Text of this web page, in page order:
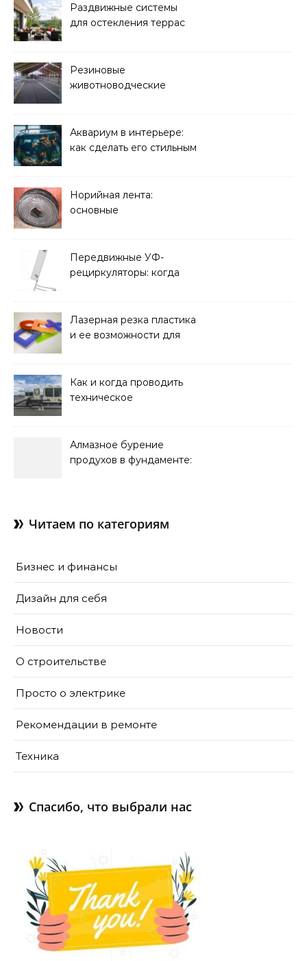
Раздвижные системы
для остекления террас
Резиновые
животноводческие
решать
Аквариум в интерьере:
как сделать его стильным
Норийная лента:
основные
и советы по выбору
Передвижные УФ-
рециркуляторы: когда
Лазерная резка пластика
и ее возможности для
Как и когда проводить
техническое
Алмазное бурение
продухов в фундаменте:
Читаем по категориям
Бизнес и финансы
Дизайн для себя
Новости
О строительстве
Просто о электрике
Рекомендации в ремонте
Техника
Спасибо, что выбрали нас